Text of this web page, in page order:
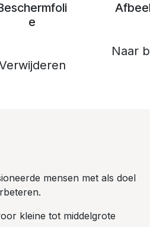
e
Naar
mensen met als doel
kleine tot middelgrote